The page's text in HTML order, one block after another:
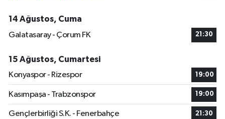
14 Ağustos, Cuma
Galatasaray - Çorum FK
21:30
15 Ağustos, Cumartesi
Konyaspor - Rizespor
19:00
Kasımpaşa - Trabzonspor 19:00
Gençlerbirliği S.K. - Fenerbahçe 21:30